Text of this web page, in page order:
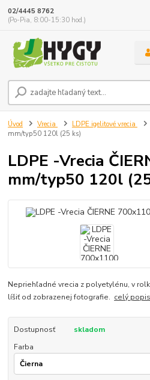
02/4445 8762
(Po-Pia, 8:00-15:30 hod.)
Úvod Vrecia LDPE igelitové vrecia
mm/typ50 120l (25 ks)
LDPE -Vrecia
mm/typ50 120l
Nepriehľadné vrecia z polyetylénu, v
líšiť od zobrazenej fotografie. celý popis
Dostupnosť
skladom
Farba